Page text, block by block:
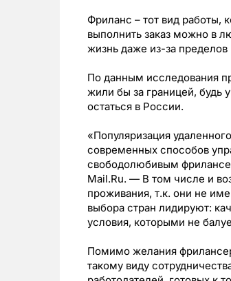
Фриланс – тот вид работы,
выполнить заказ можно в
жизнь даже из-за
По данным исследования
жили бы за границей, будь
остаться в России.
«Популяризация
современных способов
свободолюбивым
Mail.Ru. — В том числе и
проживания, т.к. они не
выбора стран лидируют:
условия, которыми не
Помимо желания
такому виду